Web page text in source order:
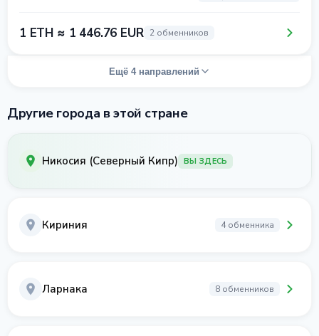
1 ETH ≈ 1 446.76 EUR 2 обменников
Ещё 4 направлений
Другие города в этой стране
Никосия (Северный Кипр) ВЫ ЗДЕСЬ
Кириния 4 обменника
Ларнака 8 обменников